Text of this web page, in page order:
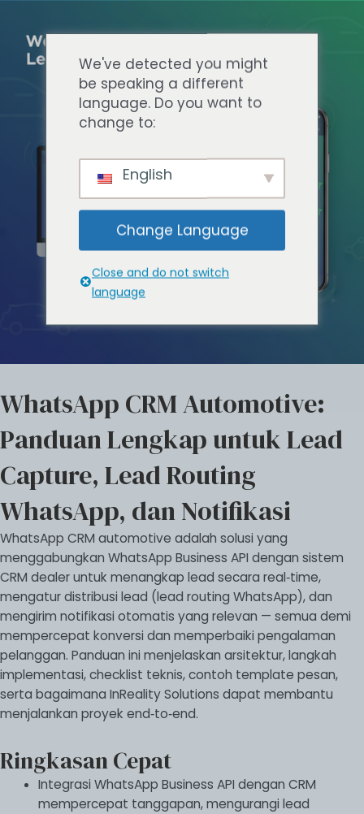
WhatsApp CRM Automotive:
Panduan Lengkap untuk Lead
Capture, Lead Routing
WhatsApp, dan Notifikasi
WhatsApp CRM automotive adalah solusi yang
menggabungkan WhatsApp Business API dengan sistem
CRM dealer untuk menangkap lead secara real‑time,
mengatur distribusi lead (lead routing WhatsApp), dan
mengirim notifikasi otomatis yang relevan — semua demi
mempercepat konversi dan memperbaiki pengalaman
pelanggan. Panduan ini menjelaskan arsitektur, langkah
implementasi, checklist teknis, contoh template pesan,
serta bagaimana InReality Solutions dapat membantu
menjalankan proyek end‑to‑end.
Ringkasan Cepat
Integrasi WhatsApp Business API dengan CRM
mempercepat tanggapan, mengurangi lead
We've detected you might
be speaking a different
language. Do you want to
change to:
English
Change Language
Close and do not switch
language